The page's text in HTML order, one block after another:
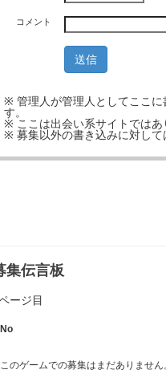
コメント
※ 管理人が管理人としてここに
す。
※ ここは出会い系サイトではあ
※ 募集以外の書き込みに対して
集伝言板
ージ目
No
このゲームでの募集はまだありません